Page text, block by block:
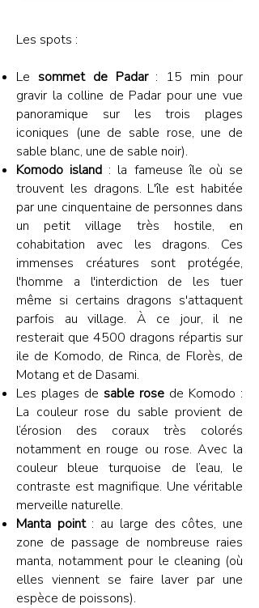
Les spots :
Le sommet de Padar : 15 min pour
gravir la colline de Padar pour une vue
panoramique sur les trois plages
iconiques (une de sable rose, une de
sable blanc, une de sable noir).
Komodo island : la fameuse île où se
trouvent les dragons. L'île est habitée
par une cinquentaine de personnes dans
un petit village très hostile, en
cohabitation avec les dragons. Ces
immenses créatures sont protégée,
l'homme a l'interdiction de les tuer
même si certains dragons s'attaquent
parfois au village. À ce jour, il ne
resterait que 4500 dragons répartis sur
ile de Komodo, de Rinca, de Florès, de
Motang et de Dasami.
Les plages de sable rose de Komodo :
La couleur rose du sable provient de
l’érosion des coraux très colorés
notamment en rouge ou rose. Avec la
couleur bleue turquoise de l’eau, le
contraste est magnifique. Une véritable
merveille naturelle.
Manta point : au large des côtes, une
zone de passage de nombreuse raies
manta, notamment pour le cleaning (où
elles viennent se faire laver par une
espèce de poissons).